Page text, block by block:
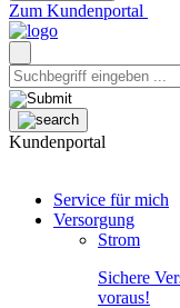
Zum Kundenportal
Kundenportal
Service für mich
Versorgung
Strom
Sichere
voraus!